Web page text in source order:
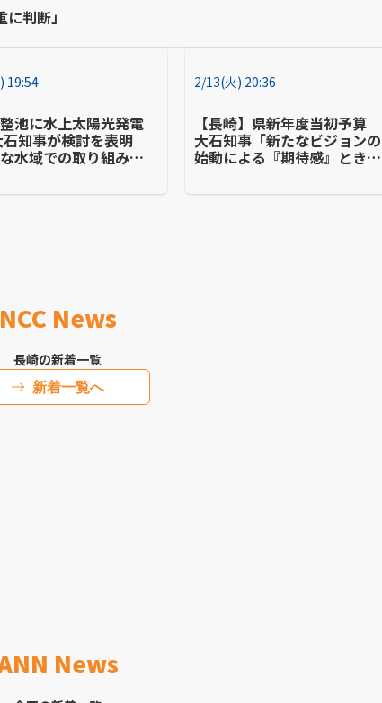
判断」
19:54
池に水上太陽光発電
知事が検討を表明
水域での取り組みは
2/13(火) 20:36
【長崎】県新年度当初予算
大石知事「新たなビジョンの
始動による『期待感』ときめ
感』を抱いてもらえる予算を
News
長崎の新着一覧
新着一覧へ
News